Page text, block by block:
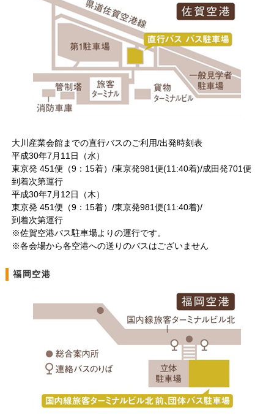
大川産業会館までの直行バスのご利用/出発時刻表
平成30年7月11日（水）
東京発 451便（9：15着）/東京発981便(11:40着)/成田発701便
到着次第運行
平成30年7月12日（木）
東京発 451便（9：15着）/東京発981便(11:40着)/
到着次第運行
※佐賀空港バス駐車場よりの運行です。
※各会場から各空港への送りのバスはございません
福岡空港